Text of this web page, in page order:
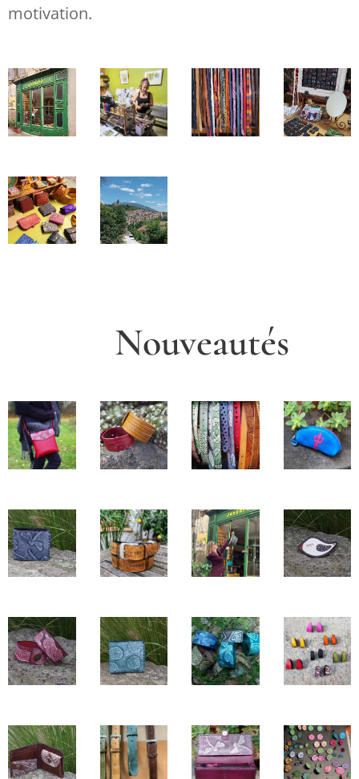
motivation.
Nouveautés